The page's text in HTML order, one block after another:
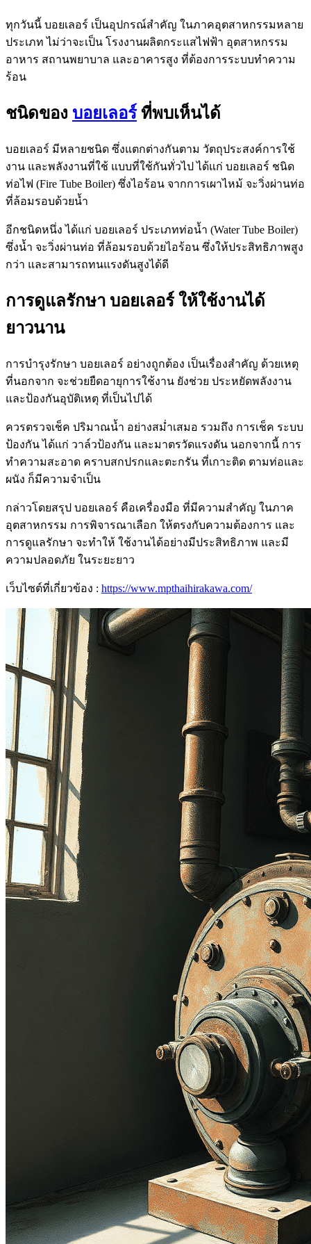
ทุกวันนี้ บอยเลอร์ เป็นอุปกรณ์สำคัญ ในภาคอุตสาหกรรมหลาย
ประเภท ไม่ว่าจะเป็น โรงงานผลิตกระแสไฟฟ้า อุตสาหกรรม
อาหาร สถานพยาบาล และอาคารสูง ที่ต้องการระบบทำความ
ร้อน
ชนิดของ บอยเลอร์ที่พบเห็นได้
บอยเลอร์ มีหลายชนิด ซึ่งแตกต่างกันตาม วัตถุประสงค์การใช้
งาน และพลังงานที่ใช้ แบบที่ใช้กันทั่วไป ได้แก่ บอยเลอร์ ชนิด
ท่อไฟ (Fire Tube Boiler) ซึ่งไอร้อน จากการเผาไหม้ จะวิ่งผ่านท่อ
ที่ล้อมรอบด้วยน้ำ
อีกชนิดหนึ่ง ได้แก่ บอยเลอร์ ประเภทท่อน้ำ (Water Tube Boiler)
ซึ่งน้ำ จะวิ่งผ่านท่อ ที่ล้อมรอบด้วยไอร้อน ซึ่งให้ประสิทธิภาพสูง
กว่า และสามารถทนแรงดันสูงได้ดี
การดูแลรักษา บอยเลอร์ ให้ใช้งานได้
ยาวนาน
การบำรุงรักษา บอยเลอร์ อย่างถูกต้อง เป็นเรื่องสำคัญ ด้วยเหตุ
ที่นอกจาก จะช่วยยืดอายุการใช้งาน ยังช่วย ประหยัดพลังงาน
และป้องกันอุบัติเหตุ ที่เป็นไปได้
ควรตรวจเช็ค ปริมาณน้ำ อย่างสม่ำเสมอ รวมถึง การเช็ค ระบบ
ป้องกัน ได้แก่ วาล์วป้องกัน และมาตรวัดแรงดัน นอกจากนี้ การ
ทำความสะอาด คราบสกปรกและตะกรัน ที่เกาะติด ตามท่อและ
ผนัง ก็มีความจำเป็น
กล่าวโดยสรุป บอยเลอร์ คือเครื่องมือ ที่มีความสำคัญ ในภาค
อุตสาหกรรม การพิจารณาเลือก ให้ตรงกับความต้องการ และ
การดูแลรักษา จะทำให้ ใช้งานได้อย่างมีประสิทธิภาพ และมี
ความปลอดภัย ในระยะยาว
เว็บไซต์ที่เกี่ยวข้อง : https://www.mpthaihirakawa.com/